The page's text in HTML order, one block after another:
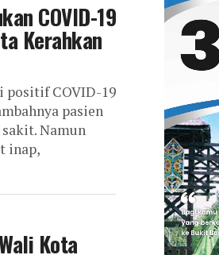
COVID-19
Kerahkan
positif COVID-19
pasien
Namun
inap,
Kota